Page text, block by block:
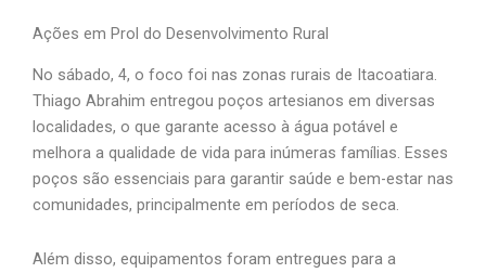
Ações em Prol do Desenvolvimento Rural
No sábado, 4, o foco foi nas zonas rurais de Itacoatiara.
Thiago Abrahim entregou poços artesianos em diversas
localidades, o que garante acesso à água potável e
melhora a qualidade de vida para inúmeras famílias. Esses
poços são essenciais para garantir saúde e bem-estar nas
comunidades, principalmente em períodos de seca.
Além disso, equipamentos foram entregues para a